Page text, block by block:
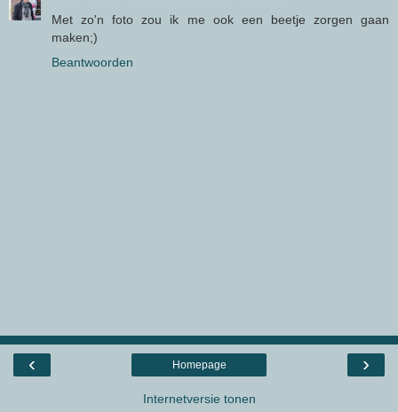
Met zo'n foto zou ik me ook een beetje zorgen gaan
maken;)
Beantwoorden
‹ ›
Homepage
Internetversie tonen